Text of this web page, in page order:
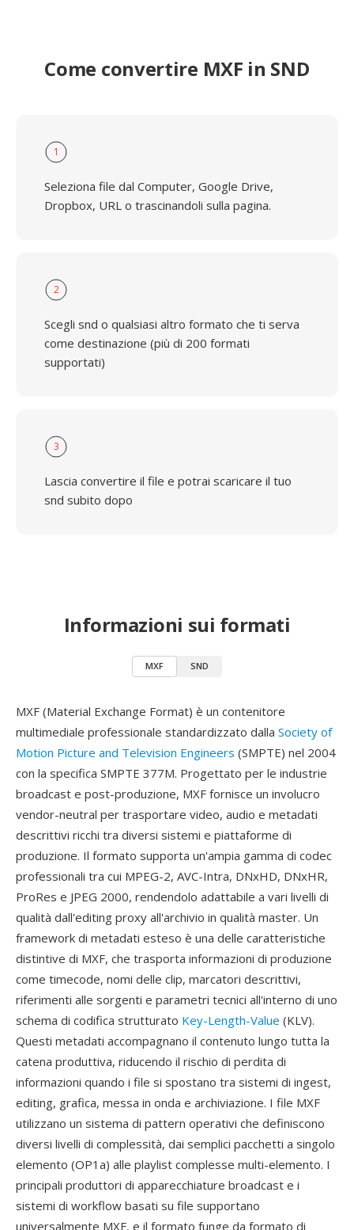
Come convertire MXF in SND
1
Seleziona file dal Computer, Google Drive,
Dropbox, URL o trascinandoli sulla pagina.
2
Scegli snd o qualsiasi altro formato che ti serva
come destinazione (più di 200 formati
supportati)
3
Lascia convertire il file e potrai scaricare il tuo
snd subito dopo
Informazioni sui formati
MXF SND
MXF (Material Exchange Format) è un contenitore
multimediale professionale standardizzato dalla Society of
Motion Picture and Television Engineers (SMPTE) nel 2004
con la specifica SMPTE 377M. Progettato per le industrie
broadcast e post-produzione, MXF fornisce un involucro
vendor-neutral per trasportare video, audio e metadati
descrittivi ricchi tra diversi sistemi e piattaforme di
produzione. Il formato supporta un'ampia gamma di codec
professionali tra cui MPEG-2, AVC-Intra, DNxHD, DNxHR,
ProRes e JPEG 2000, rendendolo adattabile a vari livelli di
qualità dall'editing proxy all'archivio in qualità master. Un
framework di metadati esteso è una delle caratteristiche
distintive di MXF, che trasporta informazioni di produzione
come timecode, nomi delle clip, marcatori descrittivi,
riferimenti alle sorgenti e parametri tecnici all'interno di uno
schema di codifica strutturato Key-Length-Value (KLV).
Questi metadati accompagnano il contenuto lungo tutta la
catena produttiva, riducendo il rischio di perdita di
informazioni quando i file si spostano tra sistemi di ingest,
editing, grafica, messa in onda e archiviazione. I file MXF
utilizzano un sistema di pattern operativi che definiscono
diversi livelli di complessità, dai semplici pacchetti a singolo
elemento (OP1a) alle playlist complesse multi-elemento. I
principali produttori di apparecchiature broadcast e i
sistemi di workflow basati su file supportano
universalmente MXF, e il formato funge da formato di